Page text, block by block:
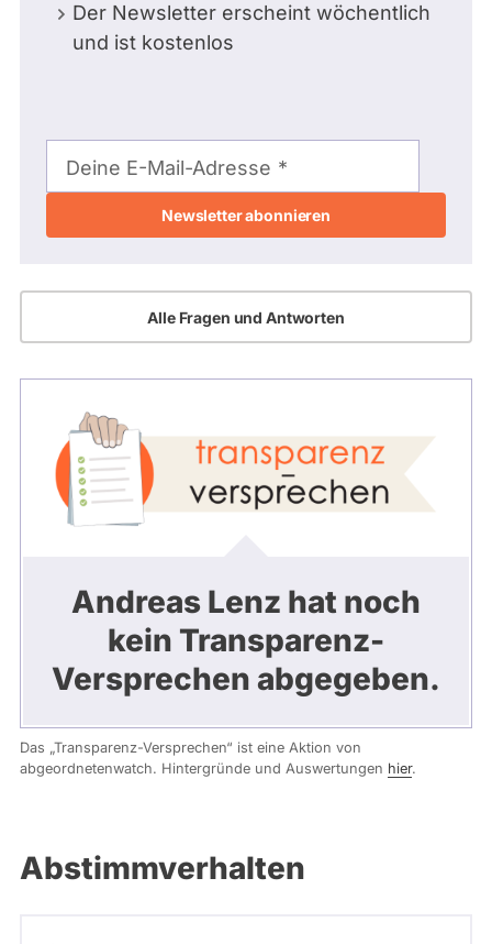
Der Newsletter erscheint wöchentlich
und ist kostenlos
Mail-
Adresse
Deine E-Mail-Adresse
Alle Fragen und Antworten
Andreas Lenz hat noch
kein Transparenz-
Versprechen abgegeben.
Das „Transparenz-Versprechen“ ist eine Aktion von
abgeordnetenwatch. Hintergründe und Auswertungen hier.
Abstimmverhalten